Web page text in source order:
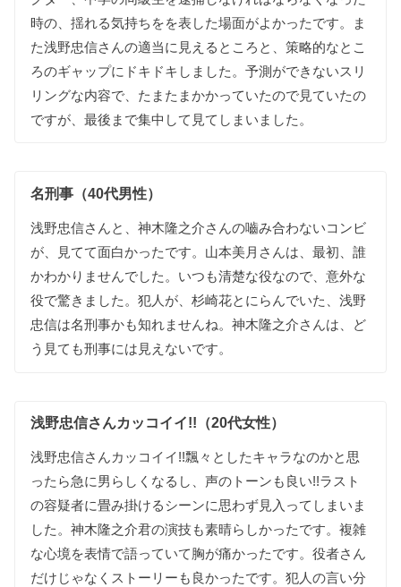
時の、揺れる気持ちをを表した場面がよかったです。ま
た浅野忠信さんの適当に見えるところと、策略的なとこ
ろのギャップにドキドキしました。予測ができないスリ
リングな内容で、たまたまかかっていたので見ていたの
ですが、最後まで集中して見てしまいました。
名刑事（40代男性）
浅野忠信さんと、神木隆之介さんの嚙み合わないコンビ
が、見てて面白かったです。山本美月さんは、最初、誰
かわかりませんでした。いつも清楚な役なので、意外な
役で驚きました。犯人が、杉崎花とにらんでいた、浅野
忠信は名刑事かも知れませんね。神木隆之介さんは、ど
う見ても刑事には見えないです。
浅野忠信さんカッコイイ!!（20代女性）
浅野忠信さんカッコイイ!!飄々としたキャラなのかと思
ったら急に男らしくなるし、声のトーンも良い!!ラスト
の容疑者に畳み掛けるシーンに思わず見入ってしまいま
した。神木隆之介君の演技も素晴らしかったです。複雑
な心境を表情で語っていて胸が痛かったです。役者さん
だけじゃなくストーリーも良かったです。犯人の言い分